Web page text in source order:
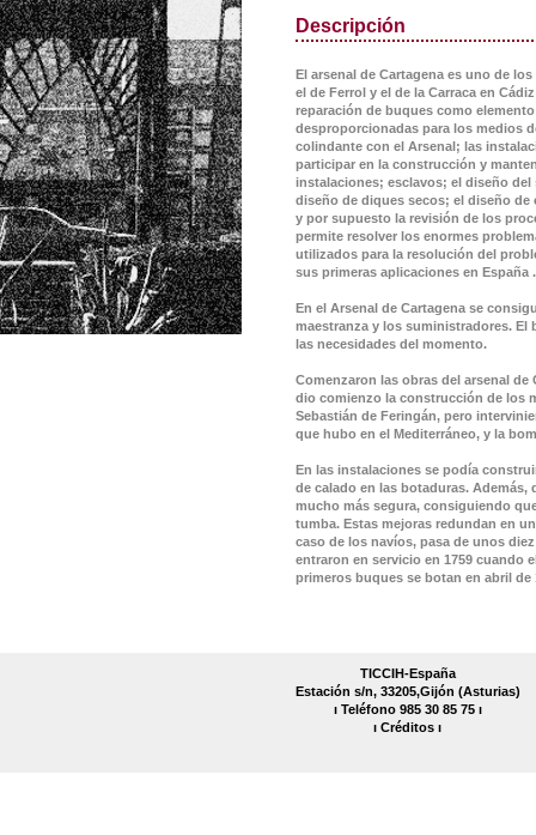
Descripción
El arsenal de Cartagena es uno de
el de Ferrol y el de la Carraca en
reparación de buques como
desproporcionadas para los medios
colindante con el Arsenal; las
participar en la construcción y
instalaciones; esclavos; el diseño del
diseño de diques secos; el diseño
y por supuesto la revisión de los
permite resolver los enormes
utilizados para la resolución del
sus primeras aplicaciones en España .
En el Arsenal de Cartagena se
maestranza y los suministradores. El
las necesidades del momento.
Comenzaron las obras del arsenal de
dio comienzo la construcción de los
Sebastián de Feringán, pero
que hubo en el Mediterráneo, y la
En las instalaciones se podía
de calado en las botaduras. Además,
mucho más segura, consiguiendo
tumba. Estas mejoras redundan en
caso de los navíos, pasa de unos
entraron en servicio en 1759 cuando
primeros buques se botan en abril de
TICCIH-España
Estación s/n, 33205,Gijón (Asturias)
ı Teléfono 985 30 85 75 ı
ı Créditos ı